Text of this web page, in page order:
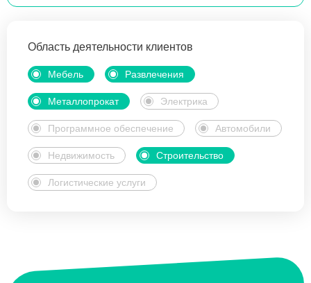
Область деятельности клиентов
Мебель Развлечения
Металлопрокат Электрика
Программное обеспечение Автомобили
Недвижимость Строительство
Логистические услуги